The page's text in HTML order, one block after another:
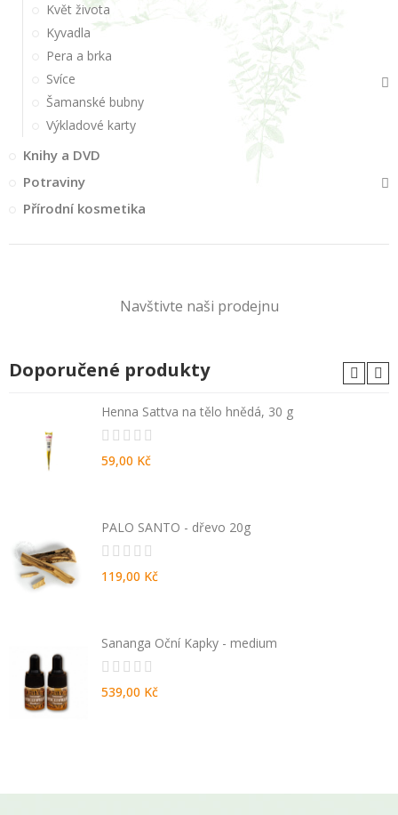
Květ života
Kyvadla
Pera a brka
Svíce
Šamanské bubny
Výkladové karty
Knihy a DVD
Potraviny
Přírodní kosmetika
Navštivte naši prodejnu
Doporučené produkty
Henna Sattva na tělo hnědá, 30 g
59,00 Kč
PALO SANTO - dřevo 20g
119,00 Kč
Sananga Oční Kapky - medium
539,00 Kč